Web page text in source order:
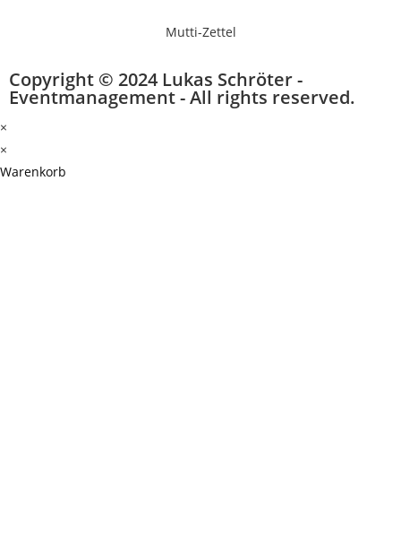
Mutti-Zettel
Copyright © 2024 Lukas Schröter -
Eventmanagement - All rights reserved.
×
×
Warenkorb